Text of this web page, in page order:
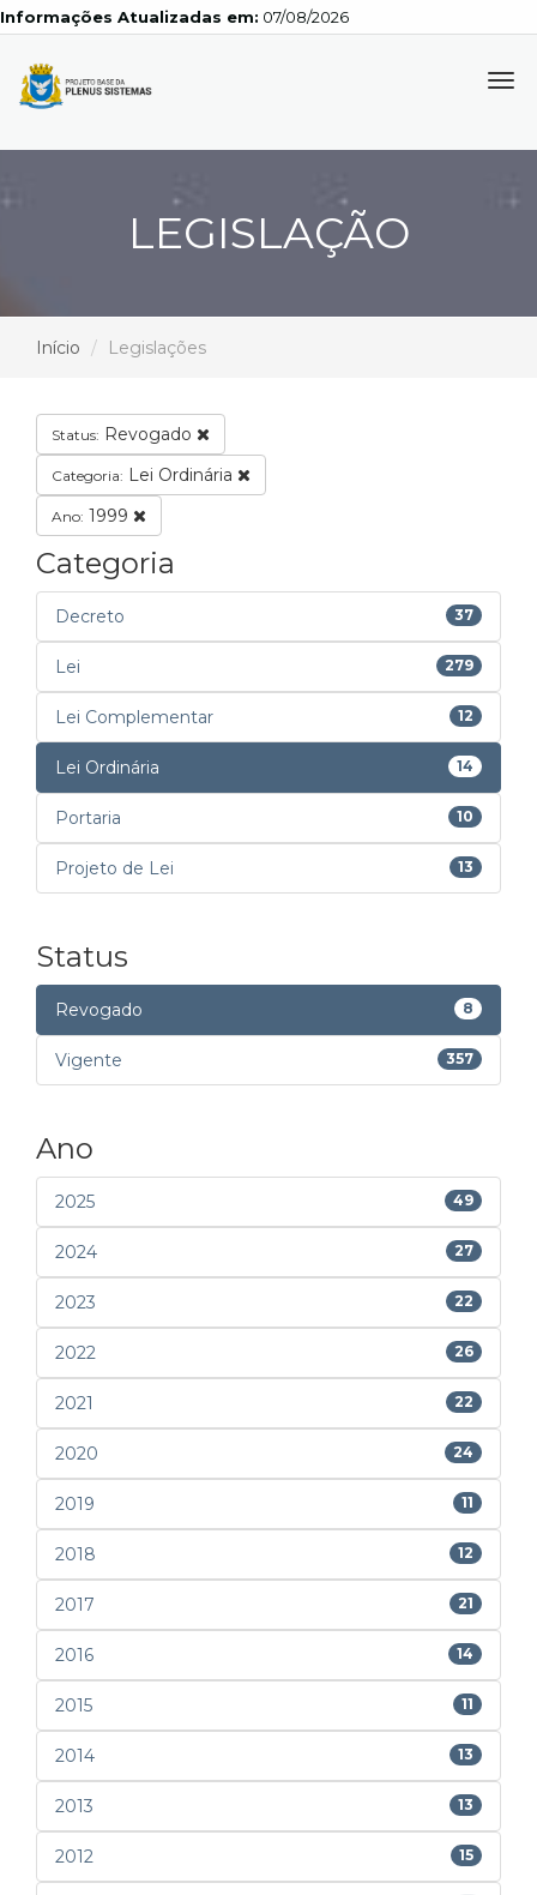
Atualizadas em: 07/08/2026
LEGISLAÇÃO
Início Legislações
Status: Revogado
Categoria: Lei Ordinária
Ano: 1999
Categoria
Decreto 37
Lei 279
Lei Complementar 12
Lei Ordinária 14
Portaria 10
Projeto de Lei 13
Status
Revogado 8
Vigente 357
Ano
2025 49
2024 27
2023 22
2022 26
2021 22
2020 24
2019 11
2018 12
2017 21
2016 14
2015 11
2014 13
2013 13
2012 15